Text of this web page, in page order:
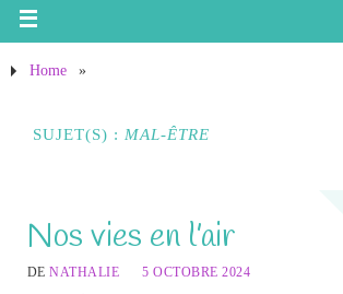
Home »
SUJET(S) : MAL-ÊTRE
Nos vies en l’air
DENATHALIE
5 OCTOBRE 2024